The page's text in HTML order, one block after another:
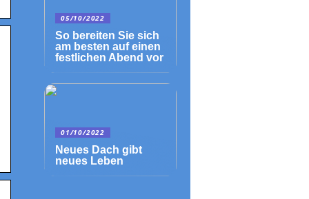
05/10/2022
So bereiten Sie sich
am besten auf einen
festlichen Abend vor
01/10/2022
Neues Dach gibt
neues Leben